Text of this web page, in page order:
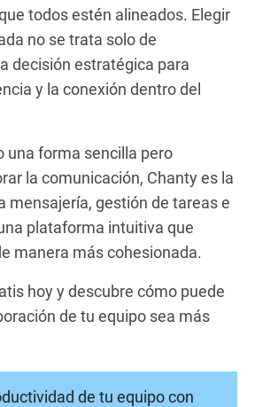
todos estén alineados. Elegir
no se trata solo de
decisión estratégica para
y la conexión dentro del
una forma sencilla pero
la comunicación, Chanty es la
mensajería, gestión de tareas e
plataforma intuitiva que
manera más cohesionada.
hoy y descubre cómo puede
de tu equipo sea más
de tu equipo con